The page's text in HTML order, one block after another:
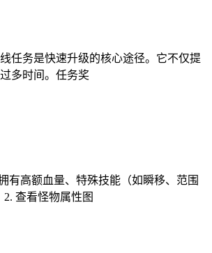
任务是快速升级的核心途径。它不仅提
多时间。任务奖
有高额血量、特殊技能（如瞬移、范围
查看怪物属性图